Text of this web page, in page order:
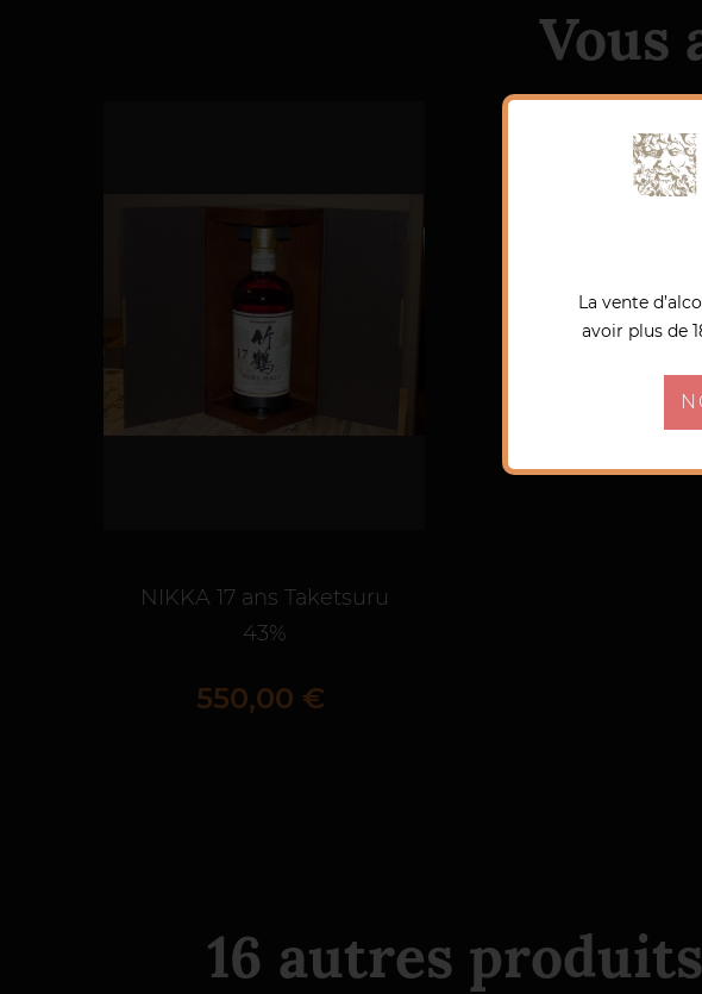
Vous
NIKKA 17 ans Taketsuru
43%
Prix
550,00 €
16 autres
La vente
avoir plus de